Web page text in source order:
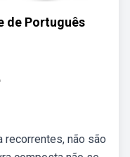
de Português
recorrentes, não são